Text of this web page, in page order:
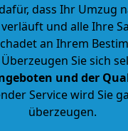
dass Ihr Umzug
und alle Ihre
an Ihrem
Sie sich
und der
Service wird Sie
überzeugen.